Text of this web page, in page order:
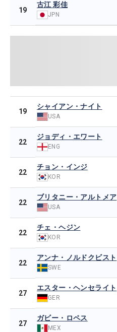
19
古江 彩佳
JPN
19
シャイアン・ナイト
USA
22
ジョディ・エワート
ENG
22
チョン・インジ
KOR
22
ブリタニー・アルトメア
USA
22
チェ・ヘジン
KOR
22
アンナ・ノルドクビスト
SWE
27
エスター・ヘンセライト
GER
27
ガビー・ロペス
MEX